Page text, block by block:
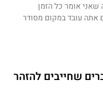
אומר כל הזמן
אתה עובד במקום מסודר
שחייבים להזהר